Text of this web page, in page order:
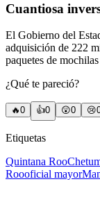
Cuantiosa
El Gobierno del
adquisición de 222
paquetes de
¿Qué te pareció?
🔥0 👍0 😲0 😢
Etiquetas
Quintana Roo
Roooficial mayor